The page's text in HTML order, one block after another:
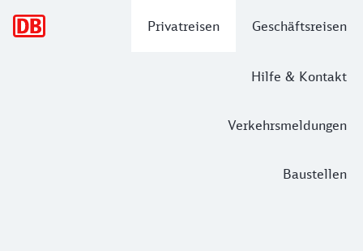
Privatreisen Geschäftsreisen
Hilfe & Kontakt
Verkehrsmeldungen
Baustellen